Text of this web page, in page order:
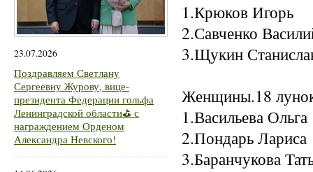
23.07.2026
Поздравляем Светлану
Сергеевну Журову, вице-
президента Федерации гольфа
Ленинградской области⛳ с
награждением Орденом
Александра Невского!
1.Крюков
2.Савченко
3.Щукин
Женщины.18
1.Васильева
2.Пондарь
3.Баранчукова